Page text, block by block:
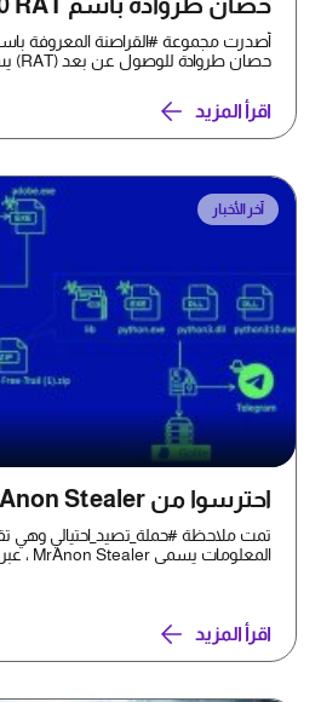
حصان طروادة للوصول عن بعد (RAT) يسمى Silver RAT ...
اقرأ المزيد
آخر الأخبار
احترسوا من MrAnon Stealer
تمت ملاحظة #حملة_تصيد_احتيالي وهي
المعلومات يسمى MrAnon Stealer ، عبر برنا...
اقرأ المزيد